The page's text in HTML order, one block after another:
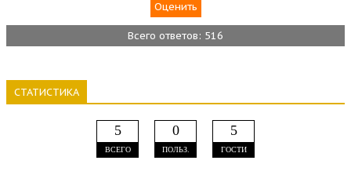
Всего ответов: 516
СТАТИСТИКА
5
ВСЕГО
0
ПОЛЬЗ.
5
ГОСТИ